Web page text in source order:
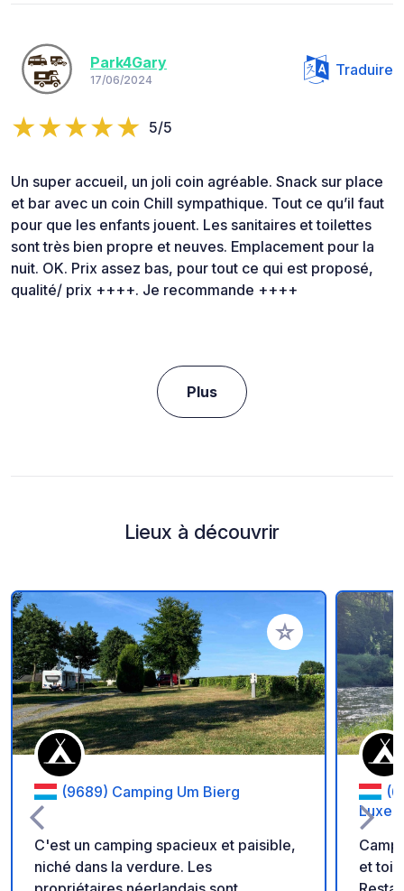
Park4Gary
17/06/2024
Traduire
5/5
Un super accueil, un joli coin agréable. Snack sur place
et bar avec un coin Chill sympathique. Tout ce qu’il faut
pour que les enfants jouent. Les sanitaires et toilettes
sont très bien propre et neuves. Emplacement pour la
nuit. OK. Prix assez bas, pour tout ce qui est proposé,
qualité/ prix ++++. Je recommande ++++
Plus
Lieux à découvrir
Ajouter à vos
(9689) Camping Um Bierg
C'est un camping spacieux et paisible,
niché dans la verdure. Les
et